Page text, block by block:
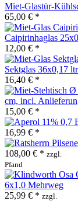
Miet-Glastür-
65,00 € *
Caipirinhaglas
12,00 € *
Sektglas 36x0,17
16,40 € *
cm, incl.
15,00 € *
16,99 € *
108,00 € * zzgl.
Pfand
6x1,0 Mehrweg
25,99 € * zzgl.